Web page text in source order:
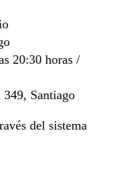
20:30 horas /
Santiago
del sistema